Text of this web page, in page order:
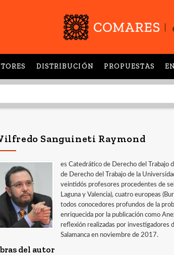
DISTRIBUCIÓN PROPUESTAS
Sanguineti Raymond
es Catedrático de Derecho del Trabajo
de Derecho del Trabajo de la
veintidós profesores procedentes de
Laguna y Valencia), cuatro europeas
todos conocedores profundos de la
enriquecida por la publicación como
reflexión realizadas por investigadores
Salamanca en noviembre de 2017.
del autor